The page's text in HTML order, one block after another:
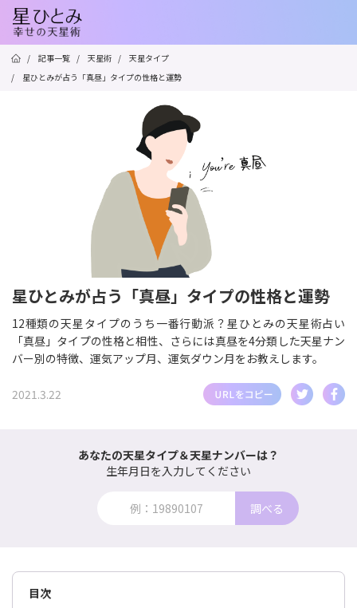
/ 記事一覧 / 天星術 /
天星タイプ
/
星ひとみが占う「真昼」タイプの性格と運勢
星ひとみが占う「真昼」タイプの性格と運勢
12種類の天星タイプのうち一番行動派？星ひとみの天星術占い
「真昼」タイプの性格と相性、さらには真昼を4分類した天星ナン
バー別の特徴、運気アップ月、運気ダウン月をお教えします。
2021.3.22
あなたの天星タイプ＆天星ナンバーは？
生年月日を入力してください
調べる
目次